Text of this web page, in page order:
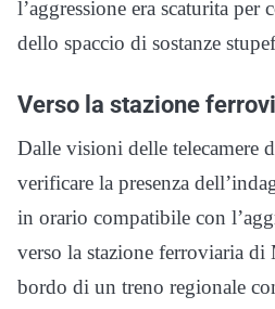
l’aggressione era scaturita per
dello spaccio di sostanze
Verso la stazione
Dalle visioni delle telecamere
verificare la presenza
in orario compatibile con
verso la stazione ferroviaria di
bordo di un treno regionale